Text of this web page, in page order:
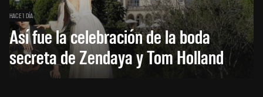
HACE 1 DÍA
Así fue la celebración de la boda
secreta de Zendaya y Tom Holland